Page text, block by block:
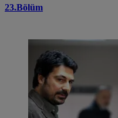
23.Bölüm